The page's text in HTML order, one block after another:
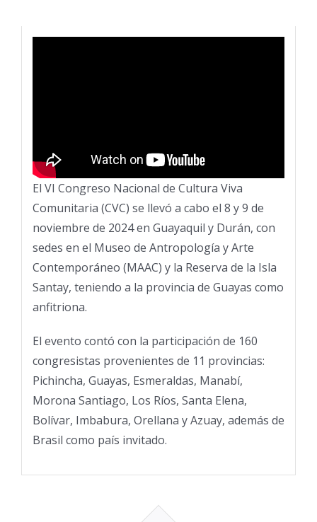
El VI Congreso Nacional de Cultura Viva
Comunitaria (CVC) se llevó a cabo el 8 y 9 de
noviembre de 2024 en Guayaquil y Durán, con
sedes en el Museo de Antropología y Arte
Contemporáneo (MAAC) y la Reserva de la Isla
Santay, teniendo a la provincia de Guayas como
anfitriona.
El evento contó con la participación de 160
congresistas provenientes de 11 provincias:
Pichincha, Guayas, Esmeraldas, Manabí,
Morona Santiago, Los Ríos, Santa Elena,
Bolívar, Imbabura, Orellana y Azuay, además de
Brasil como país invitado.